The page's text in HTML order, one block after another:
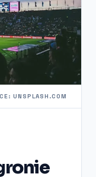
UNSPLASH.COM